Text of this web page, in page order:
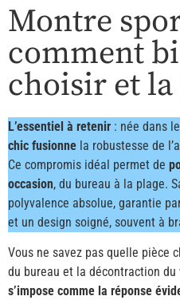
Montre
comment
choisir et
L’essentiel à retenir : née dans
chic fusionne la robustesse de
Ce compromis idéal permet de
occasion, du bureau à la plage.
polyvalence absolue, garantie
et un design soigné, souvent à
Vous ne savez pas quelle pièce
du bureau et la décontraction du
s’impose comme la réponse